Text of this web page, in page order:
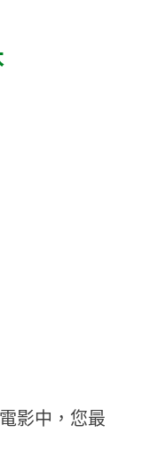
影中，您最